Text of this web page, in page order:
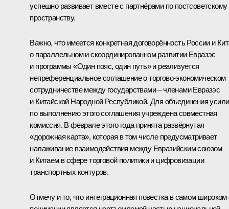
успешно развивает вместе с партнёрами по постсоветскому
пространству.
Важно, что имеется конкретная договорённость России и
о параллельном и скоординированном развитии Евразэс
и программы «Один пояс, один путь» и реализуется
непреференциальное соглашение о торгово-экономическом
сотрудничестве между государствами – членами Евразэс
и Китайской Народной Республикой. Для объединения
по выполнению этого соглашения учреждена совместная
комиссия. В феврале этого года принята развёрнутая
«дорожная карта», которая в том числе предусматривает
налаживание взаимодействия между Евразийским союзом
и Китаем в сфере торговой политики и цифровизации
транспортных контуров.
Отмечу и то, что интеграционная повестка в самом широком